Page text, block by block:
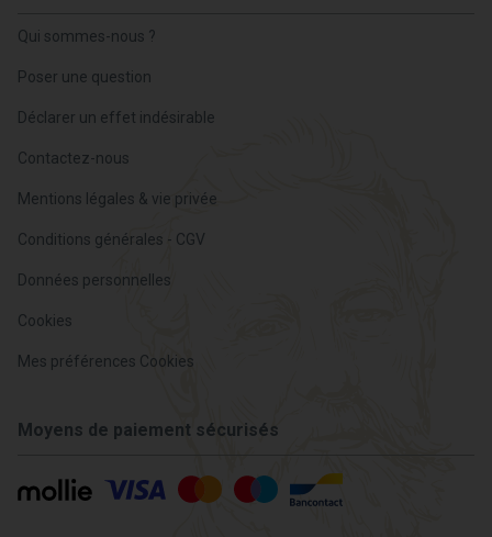
Qui sommes-nous ?
Poser une question
Déclarer un effet indésirable
Contactez-nous
Mentions légales & vie privée
Conditions générales - CGV
Données personnelles
Cookies
Mes préférences Cookies
Moyens de paiement sécurisés